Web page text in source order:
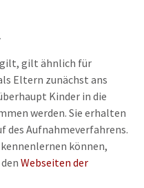
gilt, gilt ähnlich für
Eltern zunächst ans
Kinder in die
werden. Sie erhalten
des Aufnahmeverfahrens.
kennenlernen können,
Webseiten der